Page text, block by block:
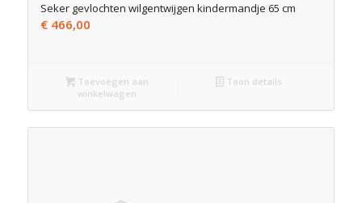
Seker gevlochten wilgentwijgen kindermandje 65 cm
€466,00
Toevoegen aan
winkelwagen
Toon details